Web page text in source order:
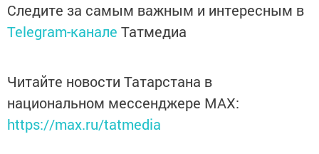
Следите за самым важным и интересным в
Telegram-канале Татмедиа
Читайте новости Татарстана в
национальном мессенджере MАХ:
https://max.ru/tatmedia